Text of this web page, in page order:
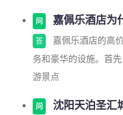
问 嘉佩乐酒店为
答
嘉佩乐酒店的高
务和豪华的设施。首
游景点
问 沈阳天泊圣汇